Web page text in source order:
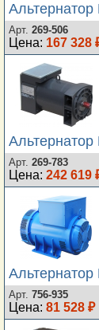
Альтернатор
Арт. 269-506
Цена: 167 328
Арт. 269-783
Цена: 242 619
Арт. 756-935
Цена: 81 528 ₽